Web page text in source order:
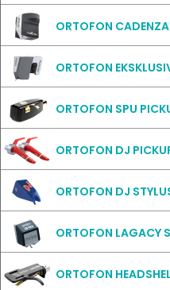
ORTOFON
ORTOFON
ORTOFON SPU
ORTOFON DJ
ORTOFON DJ
ORTOFON LAGACY
ORTOFON